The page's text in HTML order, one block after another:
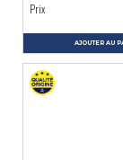
Prix
AJOUTER AU